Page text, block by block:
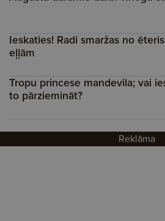
Ieskaties! Radi smaržas no
eļļām
Tropu princese mandevila; vai
to pārziemināt?
Reklāma